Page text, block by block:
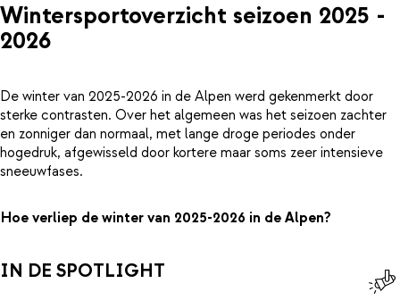
Wintersportoverzicht seizoen 2025 -
2026
De winter van 2025-2026 in de Alpen werd gekenmerkt door
sterke contrasten. Over het algemeen was het seizoen zachter
en zonniger dan normaal, met lange droge periodes onder
hogedruk, afgewisseld door kortere maar soms zeer intensieve
sneeuwfases.
Hoe verliep de winter van 2025-2026 in de Alpen?
IN DE SPOTLIGHT